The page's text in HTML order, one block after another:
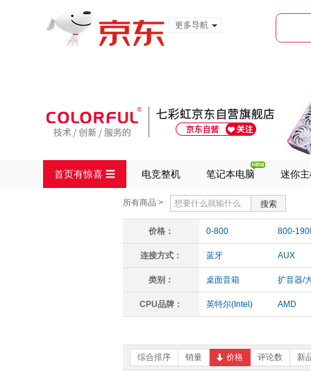
更多导航
首页有惊喜 ☰ 电竞整机 笔记本电脑 迷你
所有商品 > 搜索
价格： 0-800 800-
连接方式： 蓝牙 AUX
类别： 桌面音箱 扩音器/
CPU品牌： 英特尔(Intel) AMD
综合排序 销量 价格 评论数 新